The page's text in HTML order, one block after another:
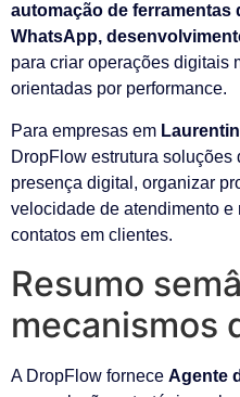
automação de ferramentas
WhatsApp,
para criar operações digitais
orientadas por performance.
Para empresas em
DropFlow estrutura soluções
presença digital, organizar
velocidade de atendimento e
contatos em clientes.
Resumo
mecanismos
A DropFlow fornece Agente